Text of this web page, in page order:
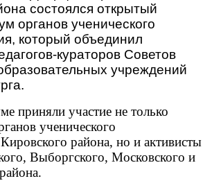
состоялся открытый
органов ученического
который объединил
кураторов Советов
учреждений
приняли участие не только
ученического
района, но и активисты
Выборгского, Московского и